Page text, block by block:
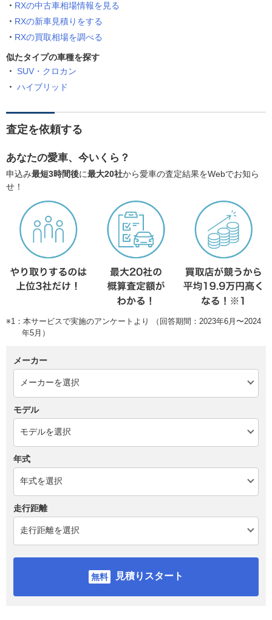
RXの中古車相場情報を見る
RXの新車見積りをする
RXの買取相場を調べる
似たタイプの車種を探す
SUV・クロカン
ハイブリッド
査定を依頼する
あなたの愛車、今いくら？
申込み最短3時間後に最大20社から愛車の査定結果をWebでお知ら
せ！
※1：本サービスで実施のアンケートより （回答期間：2023年6月〜2024
年5月）
メーカー
モデル
年式
走行距離
見積りスタート